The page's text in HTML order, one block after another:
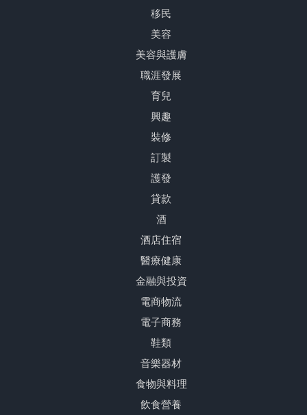
移民
美容
美容與護膚
職涯發展
育兒
興趣
裝修
訂製
護發
貸款
酒
酒店住宿
醫療健康
金融與投資
電商物流
電子商務
鞋類
音樂器材
食物與料理
飲食營養